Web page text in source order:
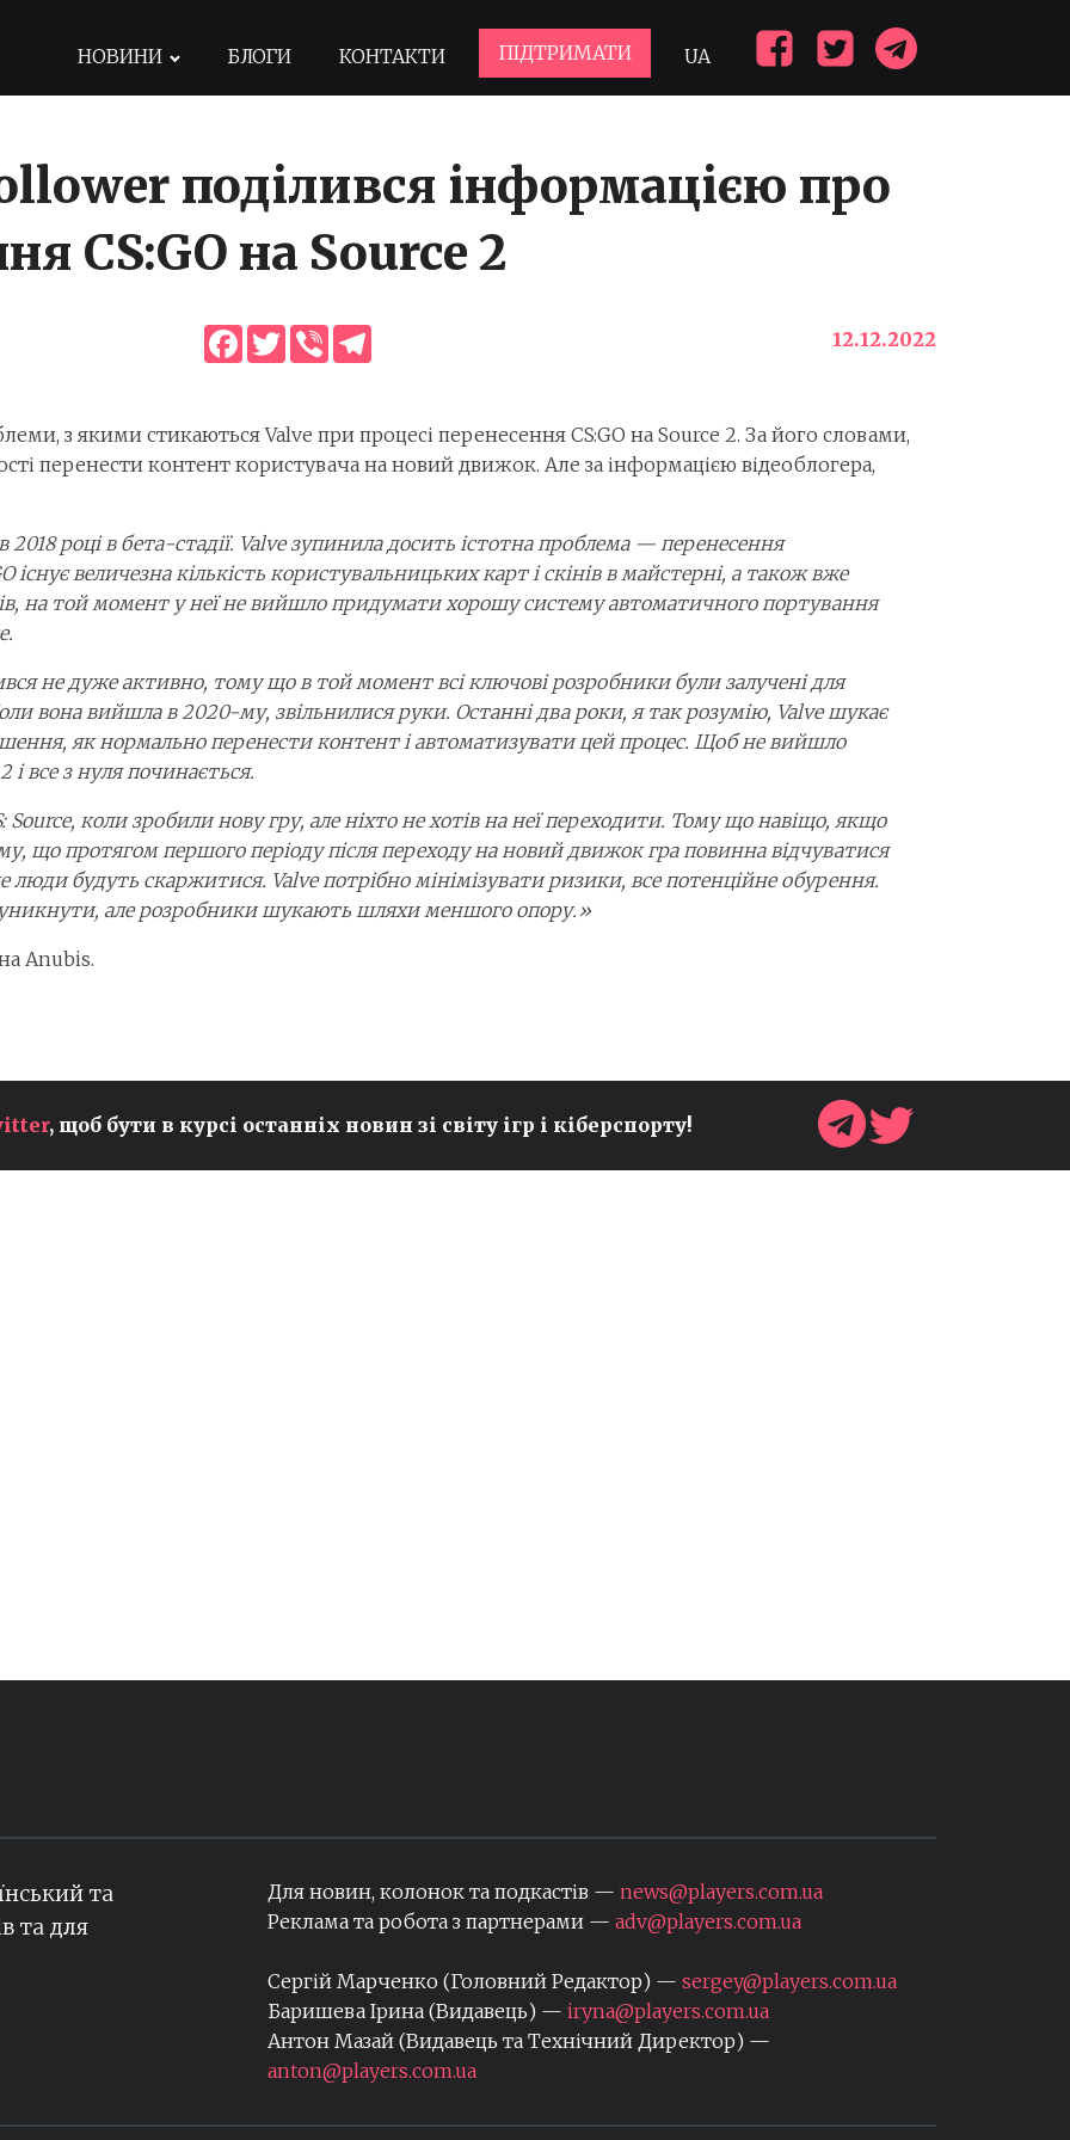
НОВИНИ БЛОГИ КОНТАКТИ ПІДТРИМАТИ UA
поділився інформацією про
CS:GO на Source 2
Facebook
Twitter
ViberTelegram 12.12.2022
з якими стикаються Valve при процесі перенесення CS:GO на Source 2. За його словами,
перенести контент користувача на новий движок. Але за інформацією відеоблогера,
році в бета-стадії. Valve зупинила досить істотна проблема — перенесення
існує величезна кількість користувальницьких карт і скінів в майстерні, а також вже
на той момент у неї не вийшло придумати хорошу систему автоматичного портування
не дуже активно, тому що в той момент всі ключові розробники були залучені для
вона вийшла в 2020-му, звільнилися руки. Останні два роки, я так розумію, Valve шукає
як нормально перенести контент і автоматизувати цей процес. Щоб не вийшло
і все з нуля починається.
Source, коли зробили нову гру, але ніхто не хотів на неї переходити. Тому що навіщо, якщо
що протягом першого періоду після переходу на новий движок гра повинна відчуватися
люди будуть скаржитися. Valve потрібно мінімізувати ризики, все потенційне обурення.
але розробники шукають шляхи меншого опору.»
Anubis.
, щоб бути в курсі останніх новин зі світу ігр і кіберспорту!
СТРАТЕГІЯ РОЗШИРЕННЯ В
ЯПОНІЇ: СEO TEAM
VITALITY ФАБ'ЄН ДЕВІДЕ
DWARF FORTRESS,
РОЗРОБНИК FALLOUT 3
ЗРОБИВ ЗАЯВУ ЩОДО
МАЙБУТНЬОГО РЕМАСТЕРУ
та
та для
Для новин, колонок та подкастів — news@players.com.ua
Реклама та робота з партнерами — adv@players.com.ua
Сергій Марченко (Головний Редактор) — sergey@players.com.ua
Баришева Ірина (Видавець) — iryna@players.com.ua
Антон Мазай (Видавець та Технічний Директор) —
anton@players.com.ua